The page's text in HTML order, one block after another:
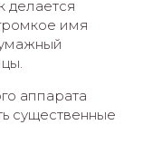
делается
имя
аппарата
существенные